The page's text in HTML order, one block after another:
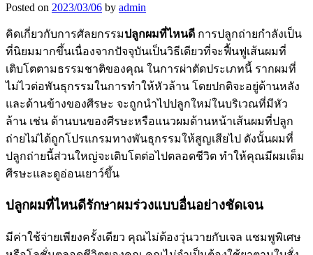
Posted on 2023/03/06 by admin
คิดเกี่ยวกับการศัลยกรรมปลูกผมที่ไหนดี การปลูกถ่ายกำลังเป็น
ที่นิยมมากขึ้นเนื่องจากปัจจุบันเป็นวิธีเดียวที่จะฟื้นฟูเส้นผมที่
เติบโตตามธรรมชาติของคุณ ในการผ่าตัดประเภทนี้ รากผมที่
ไม่ไวต่อพันธุกรรมในการทำให้หัวล้าน โดยปกติจะอยู่ด้านหลัง
และด้านข้างของศีรษะ จะถูกนำไปปลูกใหม่ในบริเวณที่มีหัว
ล้าน เช่น ด้านบนของศีรษะหรือแนวผมด้านหน้าเส้นผมที่ปลูก
ถ่ายไม่ได้ถูกโปรแกรมทางพันธุกรรมให้สูญเสียไป ดังนั้นผมที่
ปลูกถ่ายนี้ส่วนใหญ่จะเติบโตต่อไปตลอดชีวิต ทำให้คุณมีผมเต็ม
ศีรษะและดูอ่อนเยาว์ขึ้น
ปลูกผมที่ไหนดีรักษาผมร่วงแบบอื่นอย่างชัดเจน
มีค่าใช้จ่ายเพียงครั้งเดียว คุณไม่ต้องวุ่นวายกับเจล แชมพูพิเศษ